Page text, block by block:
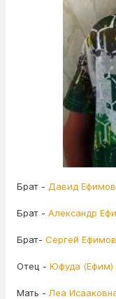
Брат - Давид
Брат - Александр
Брат- Сергей
Отец - Юфуда (Ефим)
Мать - Леа